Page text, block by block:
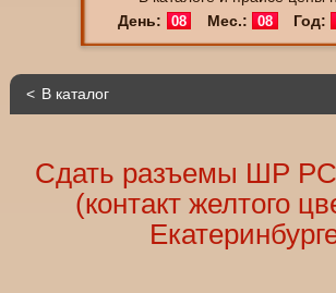
День:
08 Мес.: 08 Год:
В каталог
Сдать разъемы ШР РС
(контакт желтого